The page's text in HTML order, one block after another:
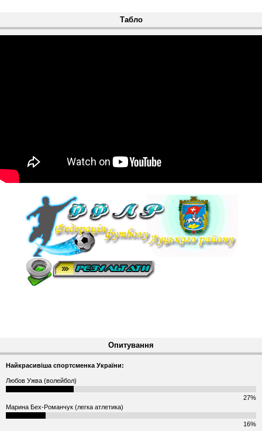
Табло
Опитування
Найкрасивіша спортсменка України:
Любов Ужва (волейбол)
27%
Марина Бех-Романчук (легка атлетика)
16%